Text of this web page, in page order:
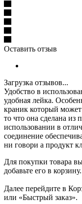
Оставить отзыв
Загрузка отзывов...
Удобство в
удобная лейка.
краник который
то что она сделана из
использовании в
соединение
ни говори а продукт
Для покупки товара
добавьте его в корзину.
Далее перейдите в
или «Быстрый заказ».